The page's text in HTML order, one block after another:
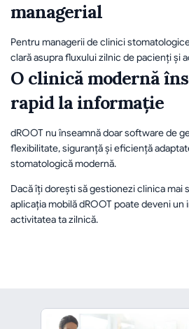
managerial
Pentru managerii de clinici
clară asupra fluxului zilnic de pacienți și
O clinică modernă
rapid la informație
dROOT nu înseamnă doar software de
flexibilitate, siguranță și eficiență
stomatologică modernă.
Dacă îți dorești să gestionezi clinica mai
aplicația mobilă dROOT poate deveni
activitatea ta zilnică.